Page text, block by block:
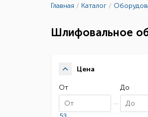
Главная / Каталог /
Шлифовальное
Цена
От До